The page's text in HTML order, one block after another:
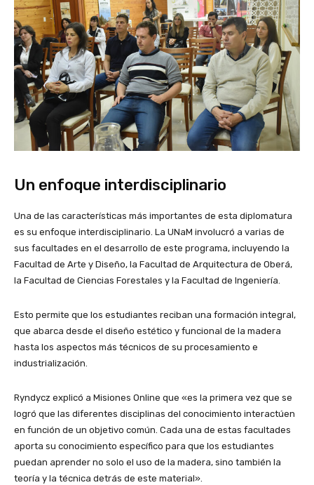
Un enfoque interdisciplinario
Una de las características más importantes de esta diplomatura
es su enfoque interdisciplinario. La UNaM involucró a varias de
sus facultades en el desarrollo de este programa, incluyendo la
Facultad de Arte y Diseño, la Facultad de Arquitectura de Oberá,
la Facultad de Ciencias Forestales y la Facultad de Ingeniería.
Esto permite que los estudiantes reciban una formación integral,
que abarca desde el diseño estético y funcional de la madera
hasta los aspectos más técnicos de su procesamiento e
industrialización.
Ryndycz explicó a Misiones Online que «es la primera vez que se
logró que las diferentes disciplinas del conocimiento interactúen
en función de un objetivo común. Cada una de estas facultades
aporta su conocimiento específico para que los estudiantes
puedan aprender no solo el uso de la madera, sino también la
teoría y la técnica detrás de este material».